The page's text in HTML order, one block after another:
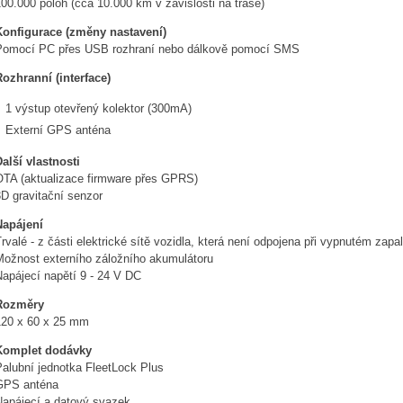
poloh (cca 10.000 km v závislosti na trase)
(změny nastavení)
PC přes USB rozhraní nebo dálkově pomocí SMS
(interface)
1 výstup otevřený kolektor (300mA)
Externí GPS anténa
vlastnosti
(aktualizace firmware přes GPRS)
gravitační senzor
- z části elektrické sítě vozidla, která není odpojena při vypnutém
externího záložního akumulátoru
napětí 9 - 24 V DC
x 60 x 25 mm
dodávky
jednotka FleetLock Plus
anténa